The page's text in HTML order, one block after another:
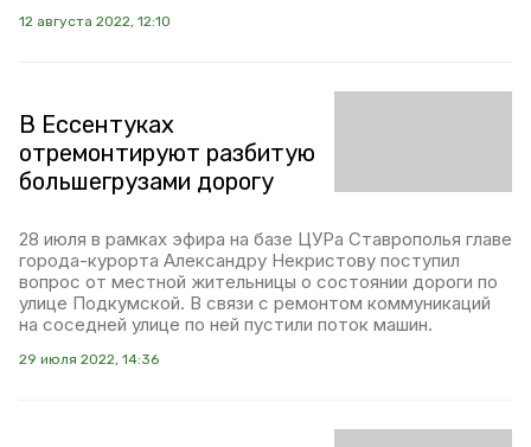
12 августа 2022, 12:10
В Ессентуках
отремонтируют разбитую
большегрузами дорогу
28 июля в рамках эфира на базе ЦУРа Ставрополья главе
города-курорта Александру Некристову поступил
вопрос от местной жительницы о состоянии дороги по
улице Подкумской. В связи с ремонтом коммуникаций
на соседней улице по ней пустили поток машин.
29 июля 2022, 14:36